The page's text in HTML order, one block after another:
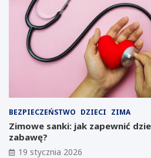
BEZPIECZEŃSTWO DZIECI ZIMA
Zimowe sanki: jak zapewnić
zabawę?
19 stycznia 2026